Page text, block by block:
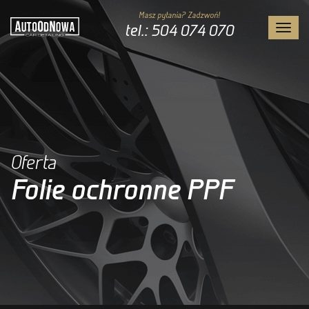
Masz pytania? Zadzwoń!
tel.: 504 074 070
Oferta
Folie ochronne PPF